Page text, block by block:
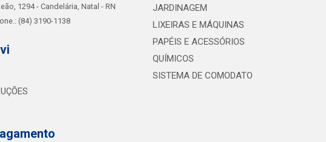
1294 - Candelária, Natal - RN
(84) 3190-1138
JARDINAGEM
LIXEIRAS E MÁQUINAS
PAPÉIS E ACESSÓRIOS
QUÍMICOS
SISTEMA DE COMODATO